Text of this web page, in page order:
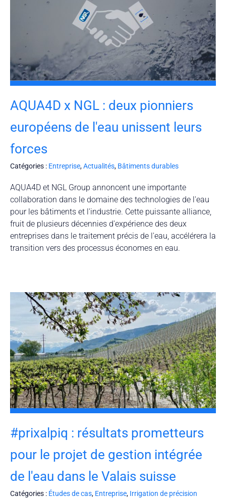
AQUA4D x NGL : deux pionniers
européens de l'eau unissent leurs
forces
Catégories : Entreprise,Actualités, Bâtiments durables
AQUA4D et NGL Group annoncent une importante
collaboration dans le domaine des technologies de l'eau
pour les bâtiments et l'industrie. Cette puissante alliance,
fruit de plusieurs décennies d'expérience des deux
entreprises dans le traitement précis de l'eau, accélérera la
transition vers des processus économes en eau.
#prixalpiq : résultats prometteurs
pour le projet de gestion intégrée
de l'eau dans le Valais suisse
Catégories : Études de cas, Entreprise, Irrigation de précision